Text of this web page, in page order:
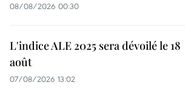
08/08/2026 00:30
L'indice ALE 2025 sera dévoilé le 18
août
07/08/2026 13:02